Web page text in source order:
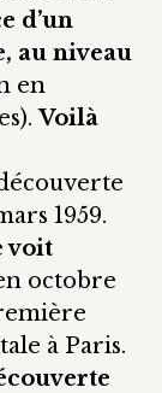
d’un
au niveau
en
Voilà
1959.
voit
octobre
à Paris.